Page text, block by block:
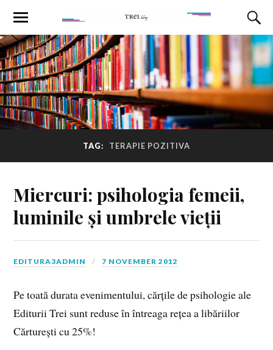
TAG: TERAPIE POZITIVA
Miercuri: psihologia femeii,
luminile și umbrele vieții
EDITURA3ADMIN 7 NOVEMBER 2012
Pe toată durata evenimentului, cărțile de psihologie ale
Editurii Trei sunt reduse în întreaga rețea a libăriilor
Cărturești cu 25%!